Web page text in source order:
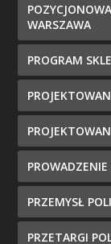
WARSZAWA
PROGRAM
PROWADZENIE
PRZEMYSŁ
PRZETARGI